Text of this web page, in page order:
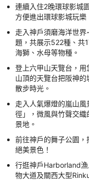
連續入住2晚環球影城
方便進出環球影城玩樂
走入神戶須磨海洋世
題，共展示522種、共
海獅、水母等物種。
登上六甲山天覽台，
山頂的天覽台把阪神
散步時光。
走入人氣爆燈的嵐山
徑」，微風與竹聲交
景地。
前往神戶的舞子公園
絕美景色！
行逛神戶Harborland
物大道及關西大型